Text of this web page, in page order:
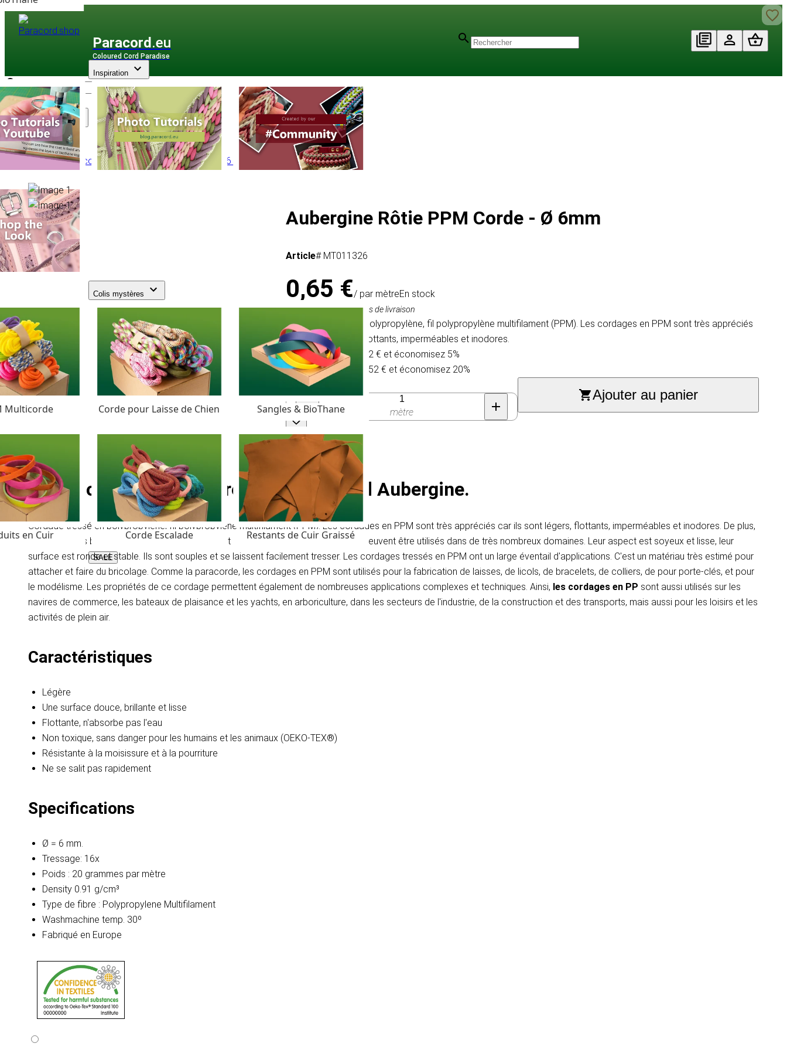
Paracord .eu
Coloured Cord Paradise
Assortiment
Inspiration
Colis mystères
Multicorde Corde pour Laisse de Chien Sangles & BioThane
en Cuir Corde Escalade Restants de Cuir Graissé
SALE
PPM Multicorde/PPM Basic Ronde/Ronde Ø 6 mm
Aubergine Rôtie PPM Corde - Ø 6mm
Article# MT011326
0,65 €/ par mètreEn stock
TVA comprise, hors frais de livraison
Cordage tressé en polypropylène, fil polypropylène multifilament (PPM). Les cordages en PPM sont très appréciés
car ils sont légers, flottants, imperméables et inodores.
Achetez 30 pour 0,62 € et économisez 5%
Achetez 100 pour 0,52 € et économisez 20%
Quantité
mètre
Ajouter au panier
PPM Corde - Ø 6 mm (tressés) | Roasted Aubergine.
Cordage tressé en polypropylène, fil polypropylène multifilament (PPM). Les cordages en PPM sont très appréciés car ils sont légers, flottants, imperméables et inodores. De plus,
ils ont une très bonne résistance à la rupture, sont extrêmement faciles à nouer et peuvent être utilisés dans de très nombreux domaines. Leur aspect est soyeux et lisse, leur
surface est ronde et stable. Ils sont souples et se laissent facilement tresser. Les cordages tressés en PPM ont un large éventail d'applications. C'est un matériau très estimé pour
attacher et faire du bricolage. Comme la paracorde, les cordages en PPM sont utilisés pour la fabrication de laisses, de licols, de bracelets, de colliers, de pour porte-clés, et pour
le modélisme. Les propriétés de ce cordage permettent également de nombreuses applications complexes et techniques. Ainsi, les cordages en PP sont aussi utilisés sur les
navires de commerce, les bateaux de plaisance et les yachts, en arboriculture, dans les secteurs de l'industrie, de la construction et des transports, mais aussi pour les loisirs et les
activités de plein air.
Caractéristiques
Légère
Une surface douce, brillante et lisse
Flottante, n'absorbe pas l'eau
Non toxique, sans danger pour les humains et les animaux (OEKO-TEX®)
Résistante à la moisissure et à la pourriture
Ne se salit pas rapidement
Specifications
Ø = 6 mm.
Tressage: 16x
Poids : 20 grammes par mètre
Density 0.91 g/cm³
Type de fibre : Polypropylene Multifilament
Washmachine temp. 30º
Fabriqué en Europe